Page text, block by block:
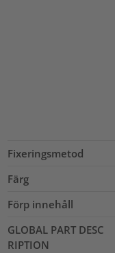
Fixeringsmetod
Färg
Förp innehåll
GLOBAL PART DESC
RIPTION